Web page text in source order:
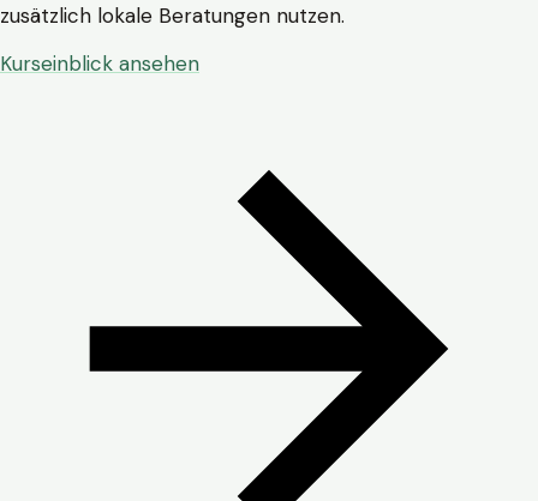
zusätzlich lokale Beratungen nutzen.
Kurseinblick ansehen